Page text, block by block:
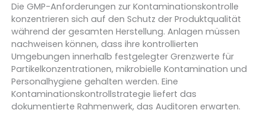
Die GMP-Anforderungen zur Kontaminationskontrolle
konzentrieren sich auf den Schutz der Produktqualität
während der gesamten Herstellung. Anlagen müssen
nachweisen können, dass ihre kontrollierten
Umgebungen innerhalb festgelegter Grenzwerte für
Partikelkonzentrationen, mikrobielle Kontamination und
Personalhygiene gehalten werden. Eine
Kontaminationskontrollstrategie liefert das
dokumentierte Rahmenwerk, das Auditoren erwarten.